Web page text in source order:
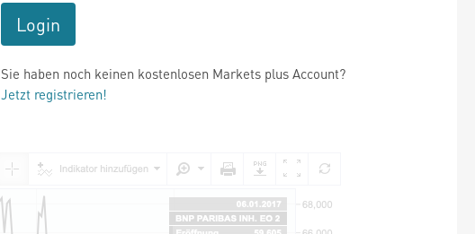
Login
Sie haben noch keinen kostenlosen Markets plus Account?
Jetzt registrieren!